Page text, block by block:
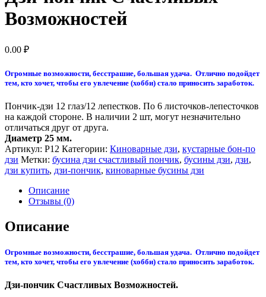
Возможностей
0.00 ₽
Огромные возможности, бесстрашие, большая удача. Отлично подойдет
тем, кто хочет, чтобы его увлечение (хобби) стало приносить заработок.
Пончик-дзи 12 глаз/12 лепестков. По 6 листочков-лепесточков
на каждой стороне. В наличии 2 шт, могут незначительно
отличаться друг от друга.
Диаметр 25 мм.
Артикул: P12 Категории: Киноварные дзи, кустарные бон-по
дзи Метки: бусина дзи счастливый пончик, бусины дзи, дзи,
дзи купить, дзи-пончик, киноварные бусины дзи
Описание
Отзывы (0)
Описание
Огромные возможности, бесстрашие, большая удача. Отлично подойдет
тем, кто хочет, чтобы его увлечение (хобби) стало приносить заработок.
Дзи-пончик Счастливых Возможностей.